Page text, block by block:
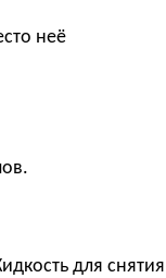
неё
для снятия